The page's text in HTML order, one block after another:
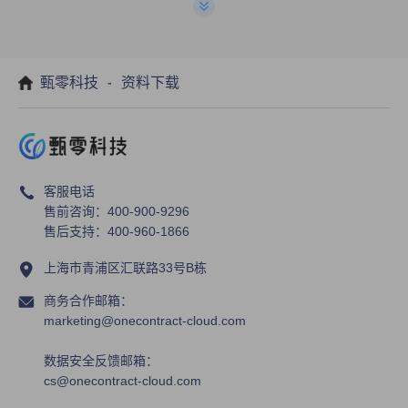
甄零科技 - 资料下载
客服电话
售前咨询：400-900-9296
售后支持：400-960-1866
上海市青浦区汇联路33号B栋
商务合作邮箱：
marketing@onecontract-cloud.com
数据安全反馈邮箱：
cs@onecontract-cloud.com